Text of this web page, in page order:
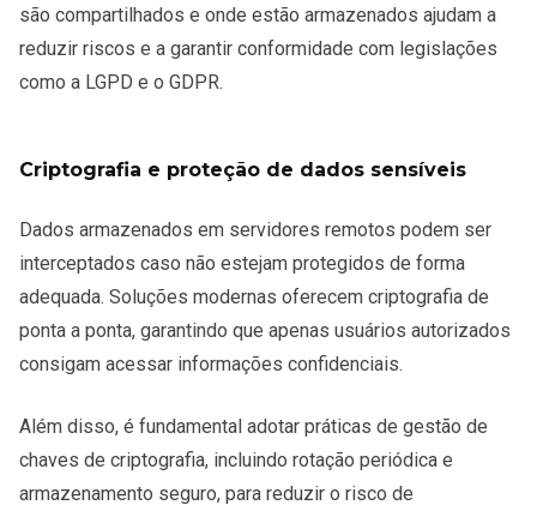
são compartilhados e onde estão armazenados ajudam a
reduzir riscos e a garantir conformidade com legislações
como a LGPD e o GDPR.
Criptografia e proteção de dados sensíveis
Dados armazenados em servidores remotos podem ser
interceptados caso não estejam protegidos de forma
adequada. Soluções modernas oferecem criptografia de
ponta a ponta, garantindo que apenas usuários autorizados
consigam acessar informações confidenciais.
Além disso, é fundamental adotar práticas de gestão de
chaves de criptografia, incluindo rotação periódica e
armazenamento seguro, para reduzir o risco de